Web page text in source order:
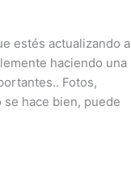
estés actualizando a
haciendo una
Fotos,
hace bien, puede